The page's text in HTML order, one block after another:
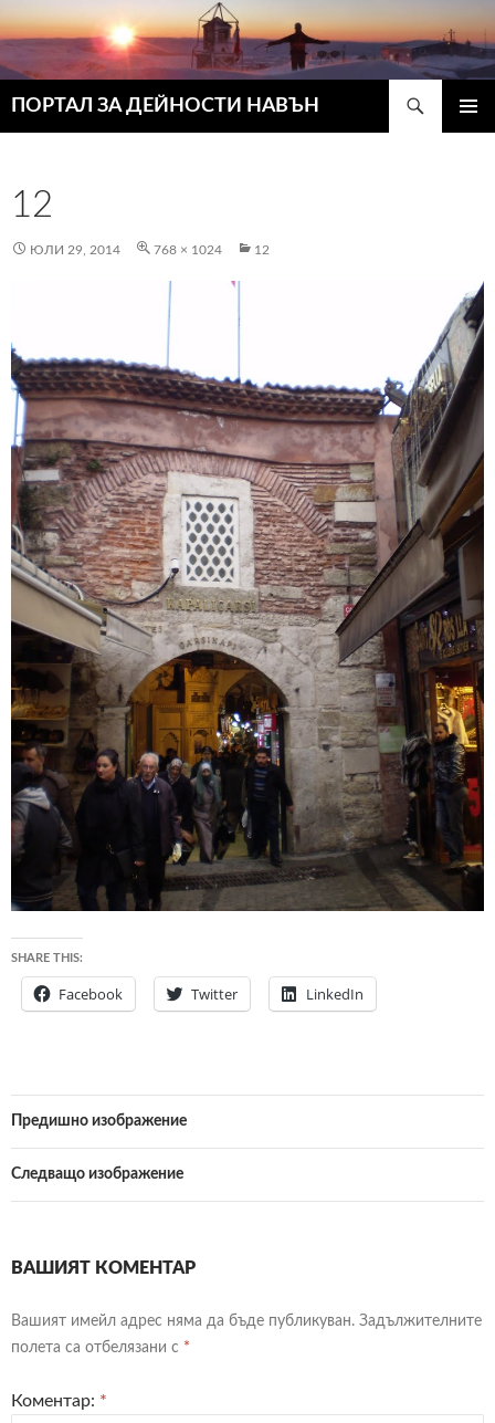
ПОРТАЛ ЗА ДЕЙНОСТИ НАВЪН
12
ЮЛИ 29, 2014 768 × 1024 12
SHARE THIS:
Facebook Twitter LinkedIn
Предишно изображение
Следващо изображение
ВАШИЯТ КОМЕНТАР
Вашият имейл адрес няма да бъде публикуван. Задължителните
полета са отбелязани с *
Коментар: *